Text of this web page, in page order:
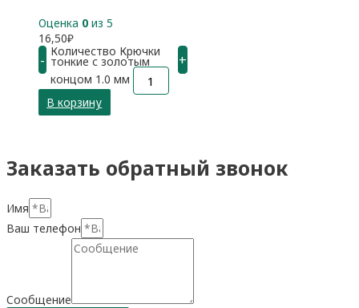
Оценка 0 из 5
16,50₽
- Количество Крючки
тонкие с золотым
концом 1.0 мм
+
В корзину
Заказать обратный звонок
Имя
Ваш телефон
Сообщение